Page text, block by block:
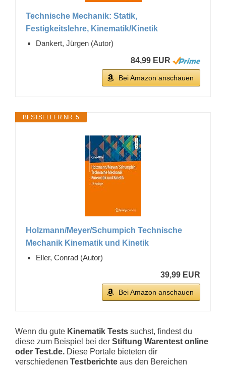
Technische Mechanik: Statik,
Festigkeitslehre, Kinematik/Kinetik
Dankert, Jürgen (Autor)
84,99 EUR
Bei Amazon anschauen
BESTSELLER NR. 5
Holzmann/Meyer/Schumpich Technische
Mechanik Kinematik und Kinetik
Eller, Conrad (Autor)
39,99 EUR
Bei Amazon anschauen
Wenn du gute Kinematik Tests suchst, findest du
diese zum Beispiel bei der Stiftung Warentest online
oder Test.de. Diese Portale bieteten dir
verschiedenen Testberichte aus den Bereichen